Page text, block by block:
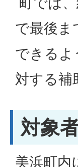
で最後ま
できるよ
対する補
対象
美浜町内